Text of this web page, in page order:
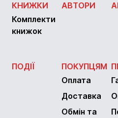
КНИЖКИ
Комплекти
книжок
АВТОРИ
ПОДІЇ
ПОКУПЦЯМ
Оплата
Доставка
Обмін та